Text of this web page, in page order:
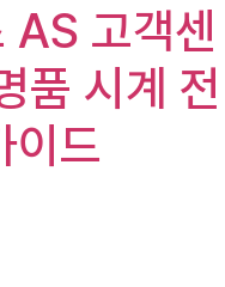
AS 고객센
품 시계 전
이드